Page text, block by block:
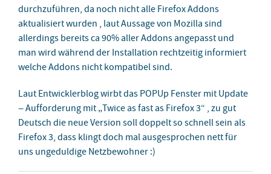
durchzuführen, da noch nicht alle Firefox Addons
aktualisiert wurden , laut Aussage von Mozilla sind
allerdings bereits ca 90% aller Addons angepasst und
man wird während der Installation rechtzeitig informiert
welche Addons nicht kompatibel sind.
Laut Entwicklerblog wirbt das POPUp Fenster mit Update
– Aufforderung mit „Twice as fast as Firefox 3“ , zu gut
Deutsch die neue Version soll doppelt so schnell sein als
Firefox 3, dass klingt doch mal ausgesprochen nett für
uns ungeduldige Netzbewohner :)